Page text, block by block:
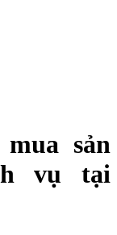
sản
vụ tại